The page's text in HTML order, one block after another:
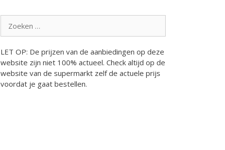
naar:
LET OP: De prijzen van de aanbiedingen op deze
website zijn niet 100% actueel. Check altijd op de
website van de supermarkt zelf de actuele prijs
voordat je gaat bestellen.